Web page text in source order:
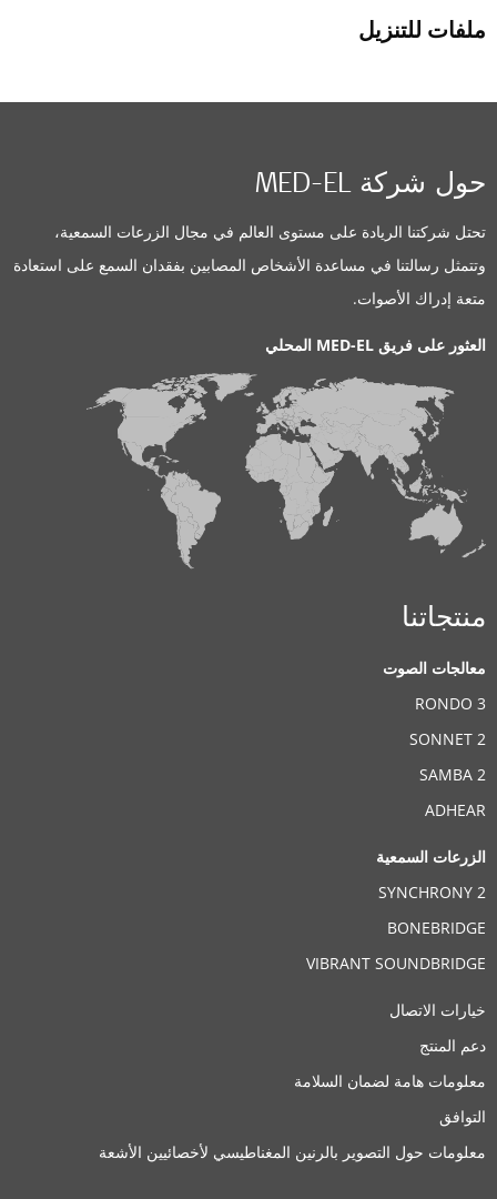
ملفات للتنزيل
حول شركة MED-EL
تحتل شركتنا الريادة على مستوى العالم في مجال الزرعات السمعية،
وتتمثل رسالتنا في مساعدة الأشخاص المصابين بفقدان السمع على استعادة
متعة إدراك الأصوات.
العثور على فريق MED-EL المحلي
منتجاتنا
معالجات الصوت
RONDO 3
SONNET 2
SAMBA 2
ADHEAR
الزرعات السمعية
SYNCHRONY 2
BONEBRIDGE
VIBRANT SOUNDBRIDGE
خيارات الاتصال
دعم المنتج
معلومات هامة لضمان السلامة
التوافق
معلومات حول التصوير بالرنين المغناطيسي لأخصائيين الأشعة